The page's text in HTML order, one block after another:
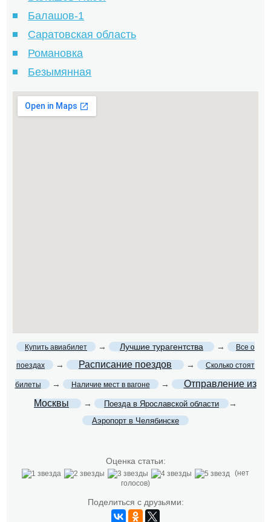
Балашов-1
Саратовская область
Романовка
Безымянная
Купить авиабилет → Лучшие турагентства → Все о
поездах → Расписание поездов → Сколько стоят
билеты → Наличие мест в вагоне →
Отправление из
Москвы
→ Поезда в Ярославской области →
Аэропорт в Челябинске
Оценка статьи:
(нет
голосов)
Поделиться с друзьями: